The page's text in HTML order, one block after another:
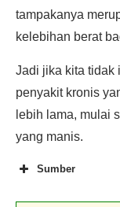
tampakanya
kelebihan berat
Jadi jika kita tidak
penyakit kronis
lebih lama, mulai
yang manis.
Sumber